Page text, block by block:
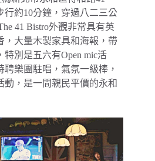
約10分鐘，穿過八二三公
41 Bistro外觀非常具有英
，大量木製家具和海報，帶
別是五六有Open mic活
樂團駐唱，氣氛一級棒，
動，是一間親民平價的永和